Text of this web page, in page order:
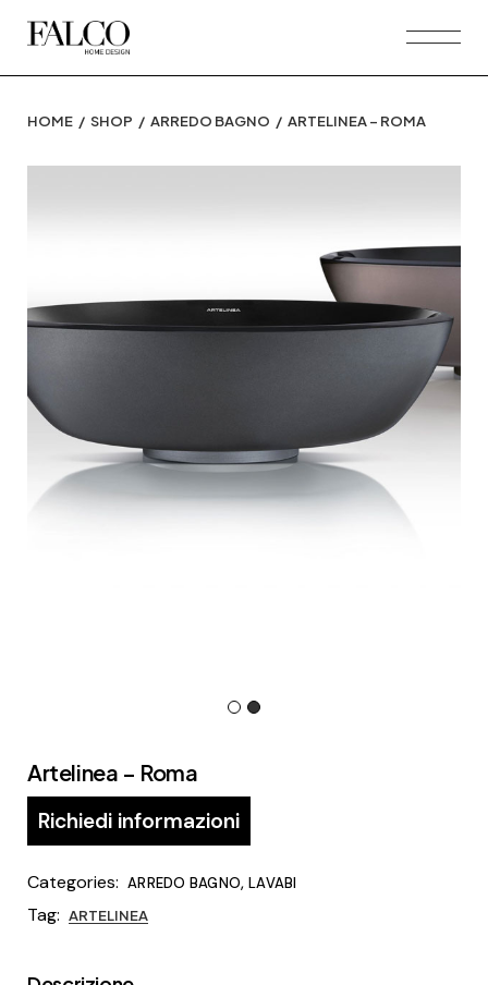
HOME SHOP ARREDO BAGNO ARTELINEA – ROMA
Artelinea – Roma
Richiedi informazioni
Categories: ARREDO BAGNO,LAVABI
Tag: ARTELINEA